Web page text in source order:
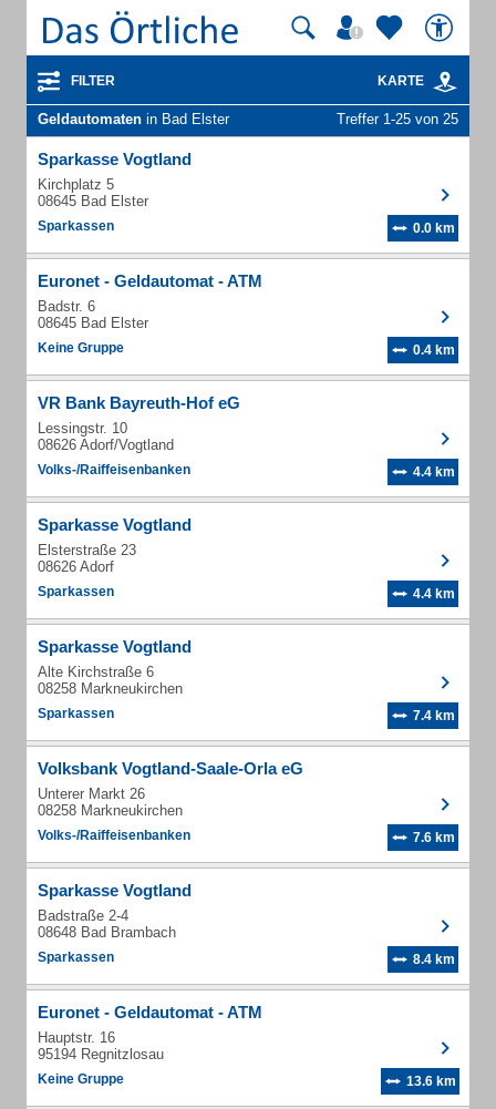
FILTER KARTE
Geldautomaten in Bad Elster Treffer 1-25 von 25
Sparkasse Vogtland
Kirchplatz 5
08645 Bad Elster
Sparkassen 0.0 km
Euronet - Geldautomat - ATM
Badstr. 6
08645 Bad Elster
Keine Gruppe 0.4 km
VR Bank Bayreuth-Hof eG
Lessingstr. 10
08626 Adorf/Vogtland
Volks-/Raiffeisenbanken 4.4 km
Sparkasse Vogtland
Elsterstraße 23
08626 Adorf
Sparkassen 4.4 km
Sparkasse Vogtland
Alte Kirchstraße 6
08258 Markneukirchen
Sparkassen 7.4 km
Volksbank Vogtland-Saale-Orla eG
Unterer Markt 26
08258 Markneukirchen
Volks-/Raiffeisenbanken 7.6 km
Sparkasse Vogtland
Badstraße 2-4
08648 Bad Brambach
Sparkassen 8.4 km
Euronet - Geldautomat - ATM
Hauptstr. 16
95194 Regnitzlosau
Keine Gruppe 13.6 km